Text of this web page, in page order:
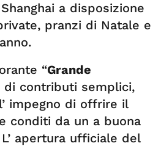
a disposizione
pranzi di Natale e
“Grande
di contributi semplici,
impegno di offrire il
conditi da un a buona
apertura ufficiale del